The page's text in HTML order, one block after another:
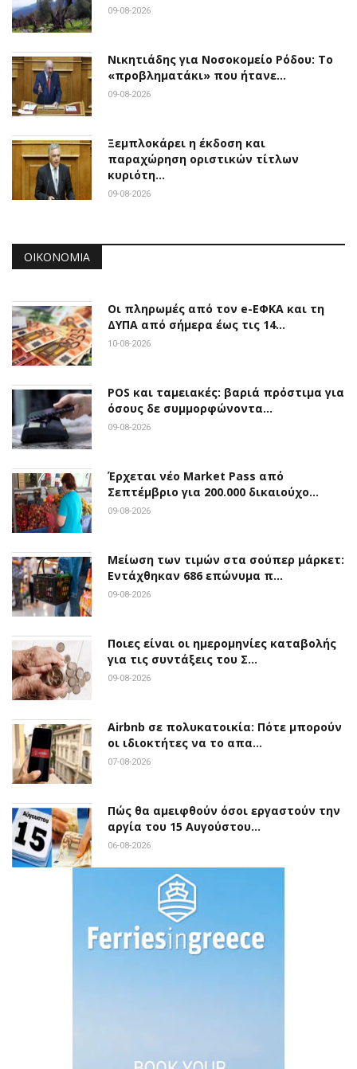
09-08-2026
Νικητιάδης για Νοσοκομείο Ρόδου: Το
«προβληματάκι» που ήτανε…
09-08-2026
Ξεμπλοκάρει η έκδοση και
παραχώρηση οριστικών τίτλων
κυριότη…
09-08-2026
ΟΙΚΟΝΟΜΊΑ
Οι πληρωμές από τον e-ΕΦΚΑ και τη
ΔΥΠΑ από σήμερα έως τις 14…
10-08-2026
POS και ταμειακές: βαριά πρόστιμα για
όσους δε συμμορφώνοντα…
09-08-2026
Έρχεται νέο Market Pass από
Σεπτέμβριο για 200.000 δικαιούχο…
09-08-2026
Μείωση των τιμών στα σούπερ μάρκετ:
Εντάχθηκαν 686 επώνυμα π…
09-08-2026
Ποιες είναι οι ημερομηνίες καταβολής
για τις συντάξεις του Σ…
09-08-2026
Airbnb σε πολυκατοικία: Πότε μπορούν
οι ιδιοκτήτες να το απα…
07-08-2026
Πώς θα αμειφθούν όσοι εργαστούν την
αργία του 15 Αυγούστου…
06-08-2026